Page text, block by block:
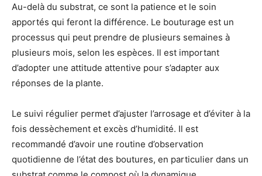
Au-delà du substrat, ce sont la patience et le soin
apportés qui feront la différence. Le bouturage est un
processus qui peut prendre de plusieurs semaines à
plusieurs mois, selon les espèces. Il est important
d’adopter une attitude attentive pour s’adapter aux
réponses de la plante.
Le suivi régulier permet d’ajuster l’arrosage et d’éviter à la
fois dessèchement et excès d’humidité. Il est
recommandé d’avoir une routine d’observation
quotidienne de l’état des boutures, en particulier dans un